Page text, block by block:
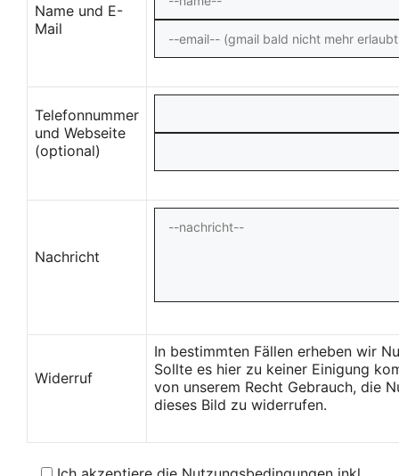
Name und E-
Mail
Telefonnummer
und Webseite
(optional)
Nachricht
Widerruf
In bestimmten Fällen erheben wir
Sollte es hier zu keiner Einigung
von unserem Recht Gebrauch, die
dieses Bild zu widerrufen.